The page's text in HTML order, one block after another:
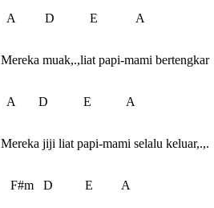
A         D           E            A
Mereka muak,.,liat papi-mami bertengkar
A       D           E           A
Mereka jiji liat papi-mami selalu keluar,.,.
F#m   D          E         A